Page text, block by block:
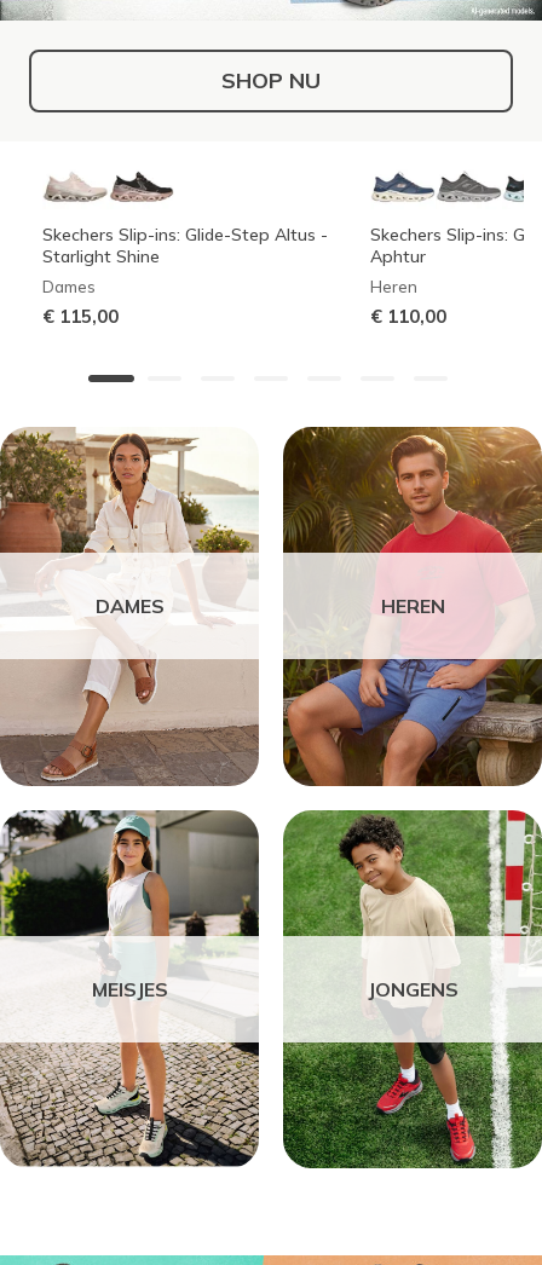
SHOP NU
Skechers Slip-ins: Glide-Step Altus -
Starlight Shine
Dames
€ 115,00
Skechers Slip-ins:
Aphtur
Heren
€ 110,00
DAMES HEREN
MEISJES JONGENS